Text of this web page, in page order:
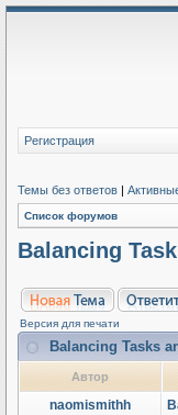
Регистрация
Темы без ответов |
Список форумов
Balancing
Версия для печати
Balancing Tasks
Автор
naomismithh